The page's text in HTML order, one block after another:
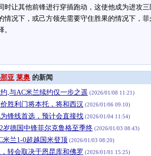
时让其他前锋进行穿插跑动，这使他成为进攻
情况下，或己方领先需要守住胜果的情况下，
亚 莱奥 的新闻
,与AC米兰续约仅一步之遥 (2026/01/08 11:21)
胜利门将本托，将和西汉 (2026/01/06 09:10)
锋线首选，预计会直接找 (2026/01/04 11:54)
岁德国中锋菲尔克鲁格至季终 (2026/01/03 08:43)
兰1-0超越国米登顶 (2026/01/03 08:20)
转会取决于恩昆库和佛罗 (2026/01/01 15:25)